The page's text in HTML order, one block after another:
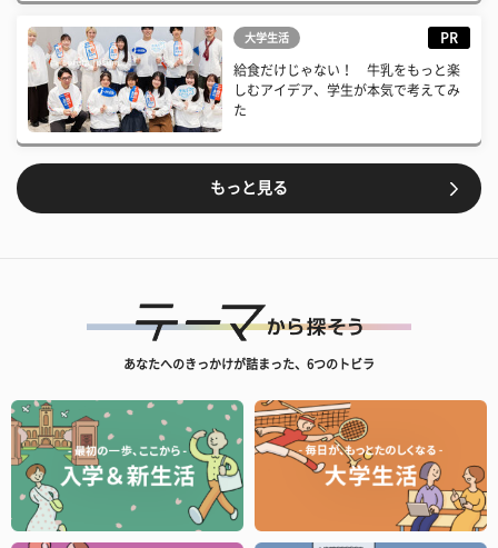
大学生活 PR
給食だけじゃない！ 牛乳をもっと楽
しむアイデア、学生が本気で考えてみ
た
もっと見る
あなたへのきっかけが詰まった、6つのトビラ